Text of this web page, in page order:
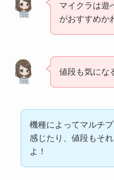
マイクラは遊
がおすすめか
値段も気にな
機種によってマルチプ
感じたり、値段もそ
よ！